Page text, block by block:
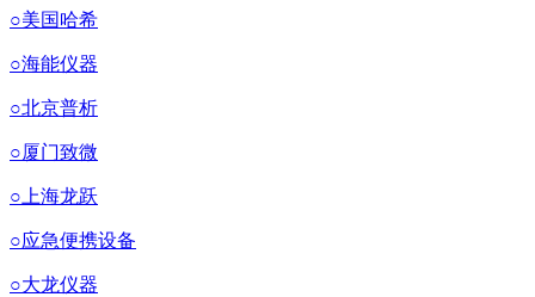
○美国哈希
○海能仪器
○北京普析
○厦门致微
○上海龙跃
○应急便携设备
○大龙仪器